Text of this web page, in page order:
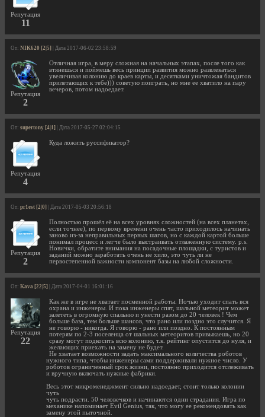
Репутация
11
От: NIK620 [2|5] | Дата 2017-06-02 23:58:59
Репутация
2
Отличная игра, в меру сложная на начальных этапах, после того как
втянешься и поймешь весь принцип развития можно развлекаться
увеличивая колонию до краев карты, и десятками уничтожая бандитов
прилетающих к тебе))) советую поиграть, но мне ее хватило на пару
вечеров, потом надоедает.
От: supertony [4|1] | Дата 2017-05-27 02:04:15
Репутация
4
Куда ложить руссификатор?
От: pr1est [2|0] | Дата 2017-05-03 20:56:18
Репутация
2
Полностью прошёл её на всех уровнях сложностей (на всех планетах,
если точнее), по первому времени очень часто приходилось начинать
заново из-за неправильных первых шагов, но с каждой картой больше
понимал процесс и легче было выстраивать отлаженную систему. p.s.
Новички, обратите внимания на посадочные площадки, с туристов и
заданий можно заработать очень не хило, это чуть ли не
первостепенной важности компонент базы на любой сложности.
От: Kava [22|5] | Дата 2017-04-01 16:01:16
Репутация
22
Как же в игре не хватает посменной работы. Ночью уходит спать вся
охрана и инженеры. И пока инженеры спят, шальной метеорит может
залететь в огромную спальню и унести разом до 20 человек ! Чем
больше база, тем больше шансов, что рано или поздно это случится. Я
не говорю - никогда. Я говорю - рано или поздно. К постоянным
потерям по 2-3 поселенца от шальных метеоритов привыкаешь, но 20
сразу могут подкосить всю колонию, т.к. рейтинг опустится до нуля, и
желающих приехать на замену не будет.
Не хватает возможности задать максимального количества роботов
нужного типа, чтобы инженеры сами поддерживали нужное число. У
роботов ограниченный срок жизни, постоянно приходится отслеживать
и вручную включать нужные фабрики.
Весь этот микроменеджмент сильно надоедает, стоит только колонии
чуть
чуть подрасти. 50 человечков и начинаются одни страдания. Игра по
механике напоминает Evil Genius, так, что могу ее рекомендовать как
замену этой пыточной.